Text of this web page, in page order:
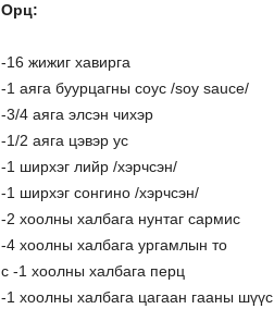
Орц:
-16 жижиг хавирга
-1 аяга буурцагны соус /soy sauce/
-3/4 аяга элсэн чихэр
-1/2 аяга цэвэр ус
-1 ширхэг лийр /хэрчсэн/
-1 ширхэг сонгино /хэрчсэн/
-2 хоолны халбага нунтаг сармис
-4 хоолны халбага ургамлын то
с -1 хоолны халбага перц
-1 хоолны халбага цагаан гааны шүүс